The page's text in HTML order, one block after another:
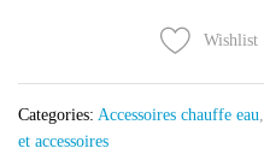
Wishlist
Categories: Accessoires chauffe eau,
et accessoires